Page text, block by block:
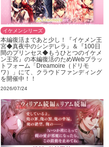
イケメンシリーズ
本編復活まであと少し！『イケメン王
宮◆真夜中のシンデレラ』＆『100日
間のプリンセス◆もうひとつのイケメ
ン王宮』の本編復活のためWebプラッ
トフォーム「Dreamoire（ドリモ
ワ）」にて、クラウドファンディング
を開催中！！
2026/07/24